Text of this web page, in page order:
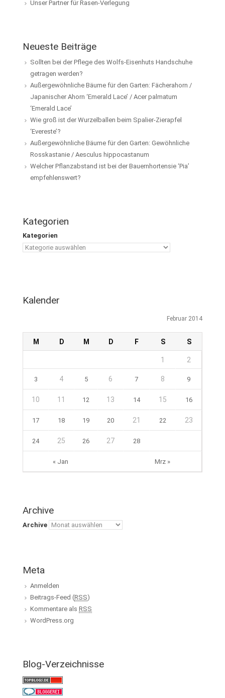
Unser Partner für Rasen-Verlegung
Neueste Beiträge
Sollten bei der Pflege des Wolfs-Eisenhuts Handschuhe
getragen werden?
Außergewöhnliche Bäume für den Garten: Fächerahorn /
Japanischer Ahorn ‘Emerald Lace’ / Acer palmatum
‘Emerald Lace’
Wie groß ist der Wurzelballen beim Spalier-Zierapfel
‘Evereste’?
Außergewöhnliche Bäume für den Garten: Gewöhnliche
Rosskastanie / Aesculus hippocastanum
Welcher Pflanzabstand ist bei der Bauernhortensie ‘Pia’
empfehlenswert?
Kategorien
Kategorien
Kalender
Februar 2014
M D M D F S S
« Jan Mrz »
1 2
3 4 5 6 7 8 9
10 11 12 13 14 15 16
17 18 19 20 21 22 23
24 25 26 27 28
Archive
Archive
Meta
Anmelden
Beitrags-Feed (RSS)
Kommentare als RSS
WordPress.org
Blog-Verzeichnisse